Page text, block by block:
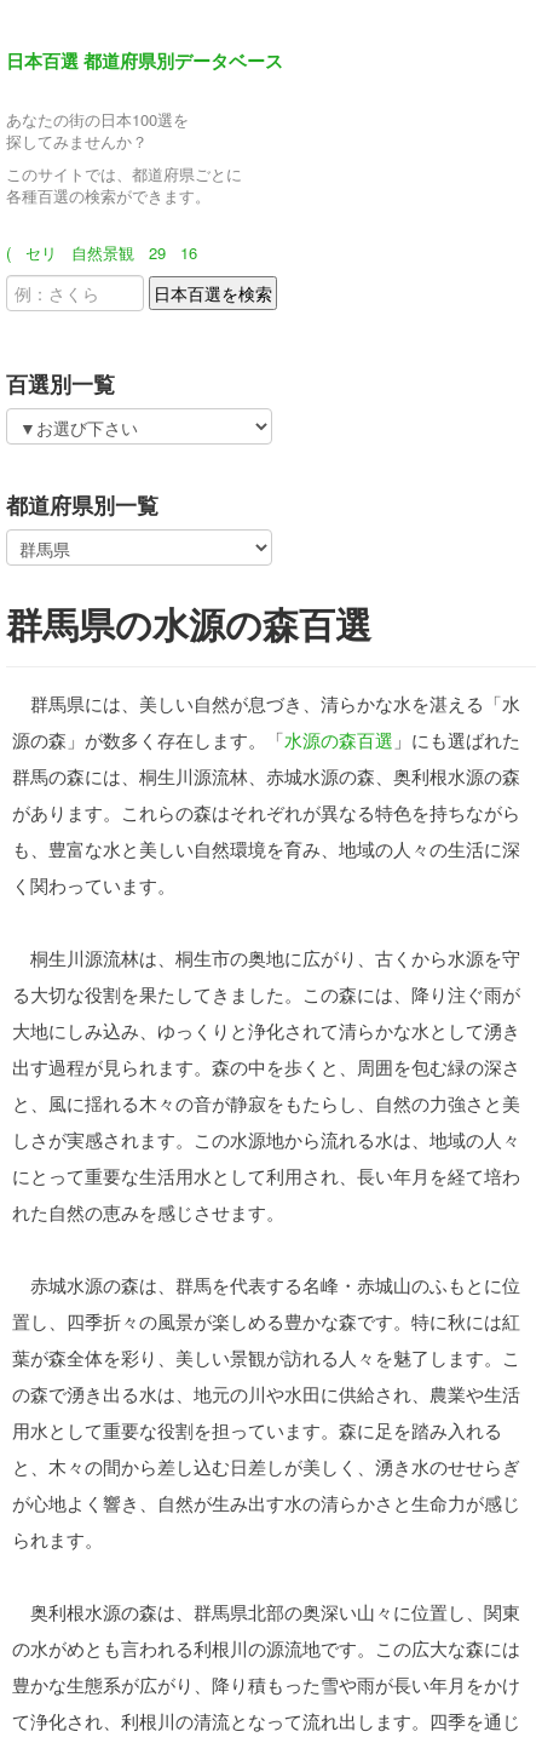
日本百選 都道府県別データベース
あなたの街の日本100選を
探してみませんか？
このサイトでは、都道府県ごとに
各種百選の検索ができます。
( セリ 自然景観 29 16
百選別一覧
都道府県別一覧
群馬県の水源の森百選
群馬県には、美しい自然が息づき、清らかな水を湛える「水
源の森」が数多く存在します。「水源の森百選 」にも選ばれた
群馬の森には、桐生川源流林、赤城水源の森、奥利根水源の森
があります。これらの森はそれぞれが異なる特色を持ちながら
も、豊富な水と美しい自然環境を育み、地域の人々の生活に深
く関わっています。
桐生川源流林は、桐生市の奥地に広がり、古くから水源を守
る大切な役割を果たしてきました。この森には、降り注ぐ雨が
大地にしみ込み、ゆっくりと浄化されて清らかな水として湧き
出す過程が見られます。森の中を歩くと、周囲を包む緑の深さ
と、風に揺れる木々の音が静寂をもたらし、自然の力強さと美
しさが実感されます。この水源地から流れる水は、地域の人々
にとって重要な生活用水として利用され、長い年月を経て培わ
れた自然の恵みを感じさせます。
赤城水源の森は、群馬を代表する名峰・赤城山のふもとに位
置し、四季折々の風景が楽しめる豊かな森です。特に秋には紅
葉が森全体を彩り、美しい景観が訪れる人々を魅了します。こ
の森で湧き出る水は、地元の川や水田に供給され、農業や生活
用水として重要な役割を担っています。森に足を踏み入れる
と、木々の間から差し込む日差しが美しく、湧き水のせせらぎ
が心地よく響き、自然が生み出す水の清らかさと生命力が感じ
られます。
奥利根水源の森は、群馬県北部の奥深い山々に位置し、関東
の水がめとも言われる利根川の源流地です。この広大な森には
豊かな生態系が広がり、降り積もった雪や雨が長い年月をかけ
て浄化され、利根川の清流となって流れ出します。四季を通じ